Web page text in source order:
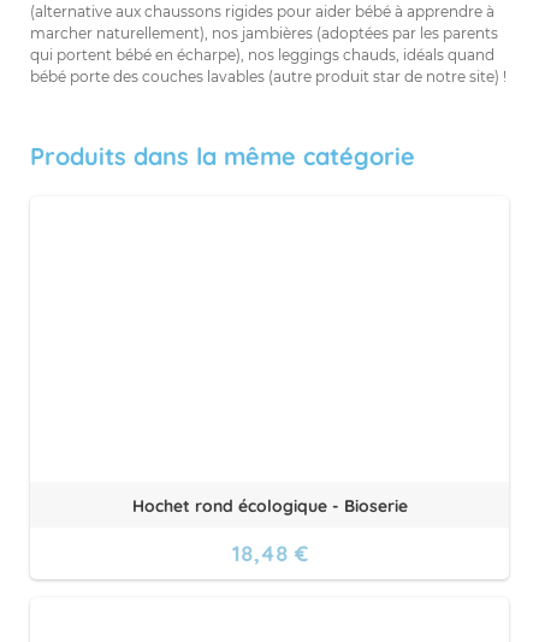
(alternative aux chaussons rigides pour aider bébé à apprendre à
marcher naturellement), nos jambières (adoptées par les parents
qui portent bébé en écharpe), nos leggings chauds, idéals quand
bébé porte des couches lavables (autre produit star de notre site) !
Produits dans la même catégorie
Hochet rond écologique - Bioserie
18,48 €